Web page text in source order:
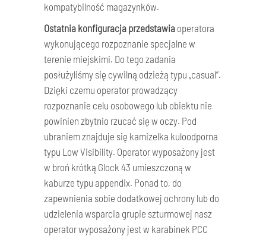
kompatybilność magazynków.
Ostatnia konfiguracja przedstawia operatora
wykonującego rozpoznanie specjalne w
terenie miejskimi. Do tego zadania
posłużyliśmy się cywilną odzieżą typu „casual”.
Dzięki czemu operator prowadzący
rozpoznanie celu osobowego lub obiektu nie
powinien zbytnio rzucać się w oczy. Pod
ubraniem znajduje się kamizelka kuloodporna
typu Low Visibility. Operator wyposażony jest
w broń krótką Glock 43 umieszczoną w
kaburze typu appendix. Ponad to, do
zapewnienia sobie dodatkowej ochrony lub do
udzielenia wsparcia grupie szturmowej nasz
operator wyposażony jest w karabinek PCC